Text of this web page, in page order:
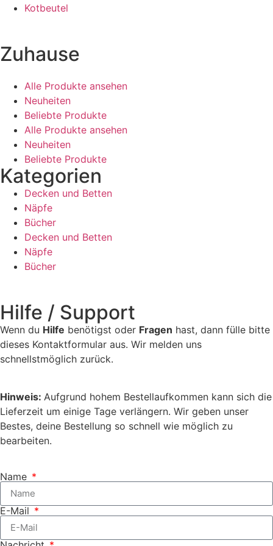
Kotbeutel
Zuhause
Alle Produkte ansehen
Neuheiten
Beliebte Produkte
Alle Produkte ansehen
Neuheiten
Beliebte Produkte
Kategorien
Decken und Betten
Näpfe
Bücher
Decken und Betten
Näpfe
Bücher
Hilfe / Support
Wenn du Hilfe benötigst oder Fragen hast, dann fülle bitte
dieses Kontaktformular aus. Wir melden uns
schnellstmöglich zurück.
Hinweis: Aufgrund hohem Bestellaufkommen kann sich die
Lieferzeit um einige Tage verlängern. Wir geben unser
Bestes, deine Bestellung so schnell wie möglich zu
bearbeiten.
Name
E-Mail